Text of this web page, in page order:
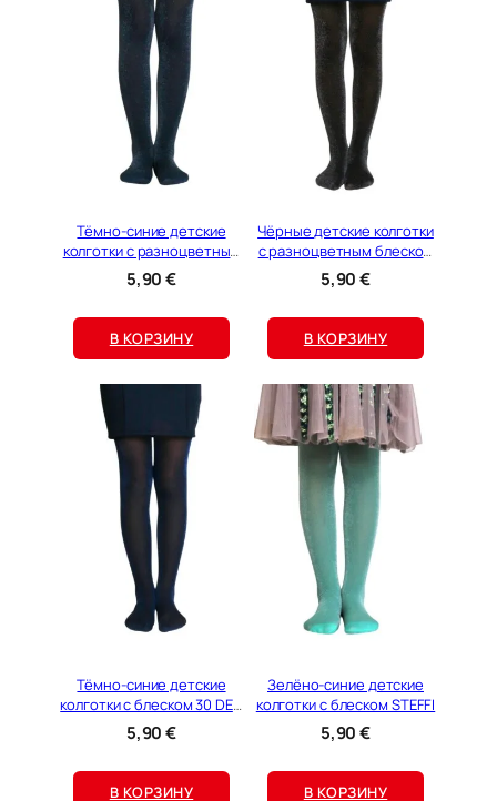
Тёмно-синие детские
колготки с разноцветным
блеском 30 DEN STEFFI
5,90€
В КОРЗИНУ
Чёрные детские колготки
с разноцветным блеском
30 DEN STEFFI
5,90€
В КОРЗИНУ
Тёмно-синие детские
колготки с блеском 30 DEN
STEFFI
5,90€
В КОРЗИНУ
Зелёно-синие детские
колготки с блеском STEFFI
5,90€
В КОРЗИНУ